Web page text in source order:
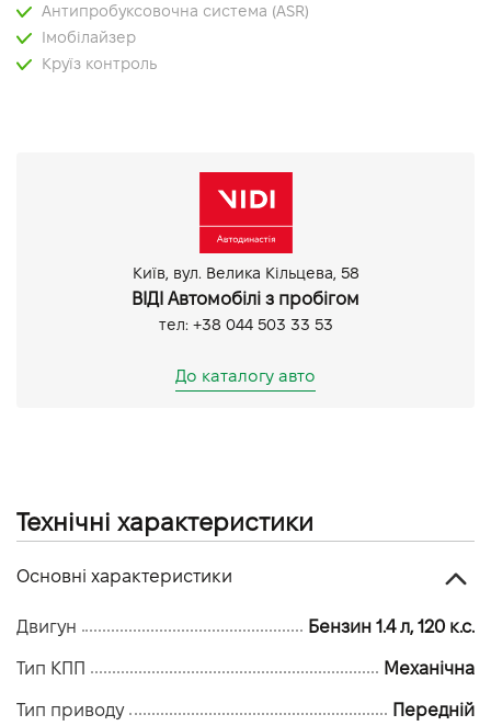
Антипробуксовочна система (ASR)
Імобілайзер
Круїз контроль
Київ, вул. Велика Кільцева, 58
ВІДІ Автомобілі з пробігом
тел: +38 044 503 33 53
До каталогу авто
Технічні характеристики
Основні характеристики
Двигун Бензин 1.4 л, 120 к.с.
Тип КПП Механічна
Тип приводу Передній